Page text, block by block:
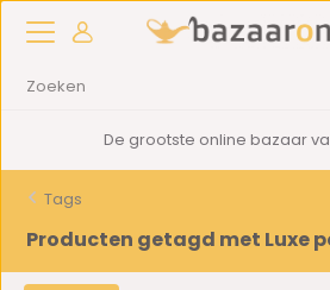
De grootste online bazaar
Tags
Producten getagd met Luxe